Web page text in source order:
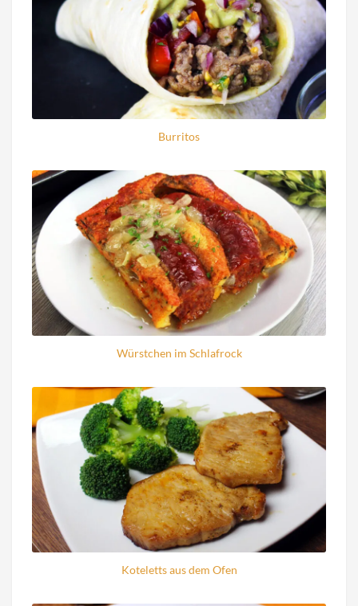
Burritos
Würstchen im Schlafrock
Koteletts aus dem Ofen